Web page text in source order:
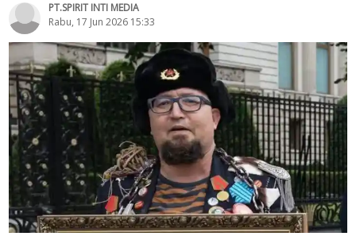
PT.SPIRIT INTI MEDIA
Rabu, 17 Jun 2026 15:33